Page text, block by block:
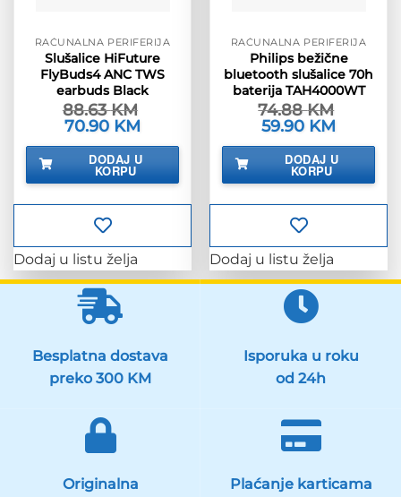
RAČUNALNA PERIFERIJA
Slušalice HiFuture
FlyBuds4 ANC TWS
earbuds Black
88.63KM
Izvorna
cijena
bila
88.63 KM.
70.90 KM
je:
70.90 KM.
DODAJ U
KORPU
Dodaj u listu želja
RAČUNALNA PERIFERIJA
Philips bežične
bluetooth slušalice 70h
baterija TAH4000WT
74.88KM
Izvorna
cijena
bila
74.88 KM.
59.90 KM
je:
59.90 KM.
DODAJ U
KORPU
Dodaj u listu želja
Besplatna dostava
preko 300 KM
Isporuka u roku
od 24h
Originalna
Plaćanje karticama